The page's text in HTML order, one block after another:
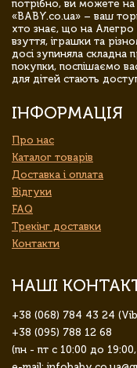
потрібно, ви можете
«BABY.co.ua» – ваш
хто знає, що на
взуття, іграшки та
досі зупиняла складна
покупки, поспішаємо
для дітей стають
ІНФОРМАЦІЯ
Про нас
Каталог товарів
Доставка і оплата
Відгуки
FAQ
Трекінг доставки
Контакти
НАШІ
+38 (068) 784 43 24
+38 (095) 788 12 68
(пн - пт с 10:00 до